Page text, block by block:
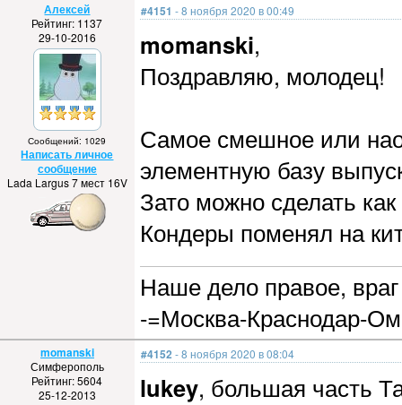
Алексей
Рейтинг: 1137
29-10-2016
Сообщений: 1029
Написать личное
сообщение
Lada Largus 7 мест 16V
#4151 - 8 ноября 2020 в 00:49
momanski,
Поздравляю, молодец!
Самое смешное или
элементную базу
Зато можно сделать
Кондеры поменял на
Наше дело правое,
-=Москва-Краснодар-
momanski
Симферополь
Рейтинг: 5604
25-12-2013
#4152 - 8 ноября 2020 в 08:04
lukey, большая часть